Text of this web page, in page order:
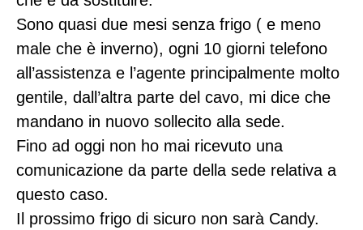
Sono quasi due mesi senza frigo ( e meno
male che è inverno), ogni 10 giorni telefono
all’assistenza e l’agente principalmente molto
gentile, dall’altra parte del cavo, mi dice che
mandano in nuovo sollecito alla sede.
Fino ad oggi non ho mai ricevuto una
comunicazione da parte della sede relativa a
questo caso.
Il prossimo frigo di sicuro non sarà Candy.